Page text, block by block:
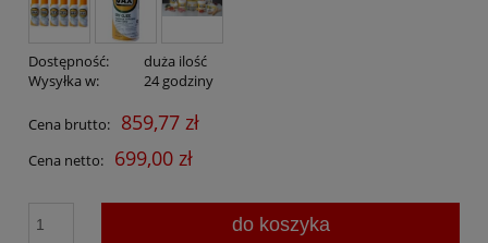
Dostępność:
duża ilość
Wysyłka w:
24 godziny
Cena brutto: 859,77 zł
Cena netto: 699,00 zł
do koszyka